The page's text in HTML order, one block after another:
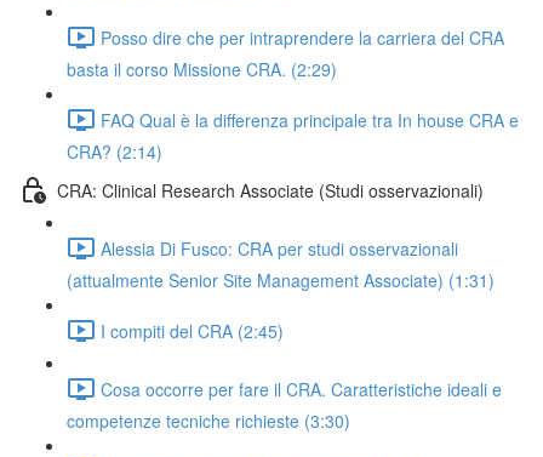
Posso dire che per intraprendere la carriera del CRA
basta il corso Missione CRA. (2:29)
FAQ Qual è la differenza principale tra In house CRA e
CRA? (2:14)
CRA: Clinical Research Associate (Studi osservazionali)
Alessia Di Fusco: CRA per studi osservazionali
(attualmente Senior Site Management Associate) (1:31)
I compiti del CRA (2:45)
Cosa occorre per fare il CRA. Caratteristiche ideali e
competenze tecniche richieste (3:30)